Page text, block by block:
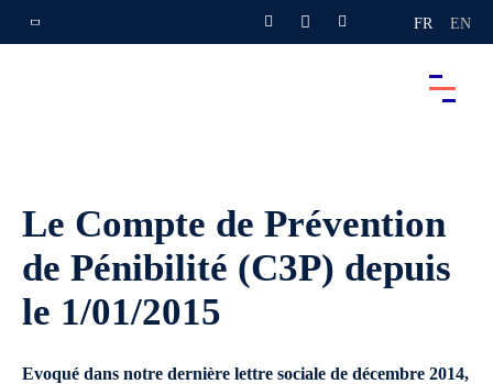
FR EN
Le Compte de Prévention
de Pénibilité (C3P) depuis
le 1/01/2015
Evoqué dans notre dernière lettre sociale de décembre 2014,